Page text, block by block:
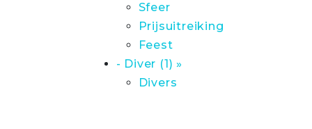
Sfeer
Prijsuitreiking
Feest
- Diver (1) »
Divers